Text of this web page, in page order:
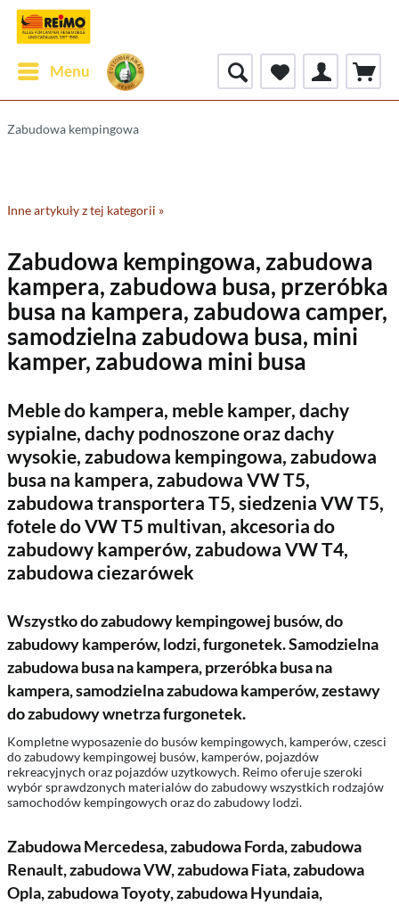
Menu
Zabudowa kempingowa
Inne artykuły z tej kategorii »
Zabudowa kempingowa, zabudowa
kampera, zabudowa busa, przeróbka
busa na kampera, zabudowa camper,
samodzielna zabudowa busa, mini
kamper, zabudowa mini busa
Meble do kampera, meble kamper, dachy
sypialne, dachy podnoszone oraz dachy
wysokie, zabudowa kempingowa, zabudowa
busa na kampera, zabudowa VW T5,
zabudowa transportera T5, siedzenia VW T5,
fotele do VW T5 multivan, akcesoria do
zabudowy kamperów, zabudowa VW T4,
zabudowa ciezarówek
Wszystko do zabudowy kempingowej busów, do
zabudowy kamperów, lodzi, furgonetek. Samodzielna
zabudowa busa na kampera, przeróbka busa na
kampera, samodzielna zabudowa kamperów, zestawy
do zabudowy wnetrza furgonetek.
Kompletne wyposazenie do busów kempingowych, kamperów, czesci
do zabudowy kempingowej busów, kamperów, pojazdów
rekreacyjnych oraz pojazdów uzytkowych. Reimo oferuje szeroki
wybór sprawdzonych materialów do zabudowy wszystkich rodzajów
samochodów kempingowych oraz do zabudowy lodzi.
Zabudowa Mercedesa, zabudowa Forda, zabudowa
Renault, zabudowa VW, zabudowa Fiata, zabudowa
Opla, zabudowa Toyoty, zabudowa Hyundaia,